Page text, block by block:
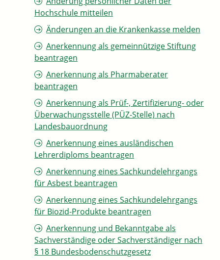
Hochschule mitteilen
Änderungen an die Krankenkasse melden
Anerkennung als gemeinnützige Stiftung
beantragen
Anerkennung als Pharmaberater
beantragen
Anerkennung als Prüf-, Zertifizierung- oder
Überwachungsstelle (PÜZ-Stelle) nach
Landesbauordnung
Anerkennung eines ausländischen
Lehrerdiploms beantragen
Anerkennung eines Sachkundelehrgangs
für Asbest beantragen
Anerkennung eines Sachkundelehrgangs
für Biozid-Produkte beantragen
Anerkennung und Bekanntgabe als
Sachverständige oder Sachverständiger nach
§ 18 Bundesbodenschutzgesetz